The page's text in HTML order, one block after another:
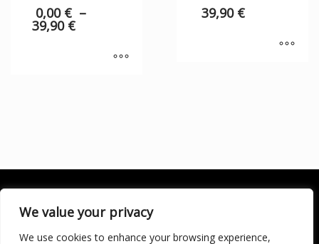
We value your privacy
We use cookies to enhance your browsing experience,
0,00 € –
39,90 €
39,90 €